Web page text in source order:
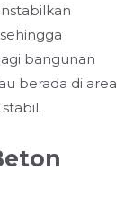
bangunan
berada di area